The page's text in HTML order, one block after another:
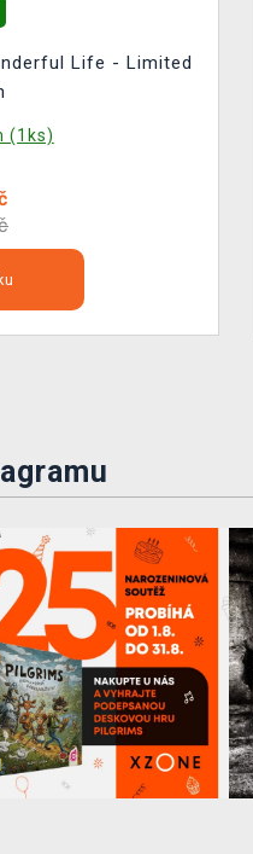
Life - Limited
(1ks)